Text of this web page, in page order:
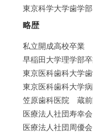
東京科学大学歯学
略歴
私立開成高校卒業
早稲田大学理学部
東京医科歯科大学
東京医科歯科大学
笠原歯科医院 蔵前
医療法人社団寿幸
医療法人社団周優